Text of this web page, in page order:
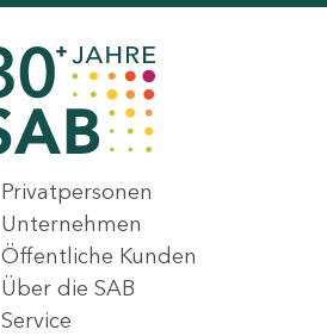
Privatpersonen
Unternehmen
Öffentliche Kunden
Über die SAB
Service